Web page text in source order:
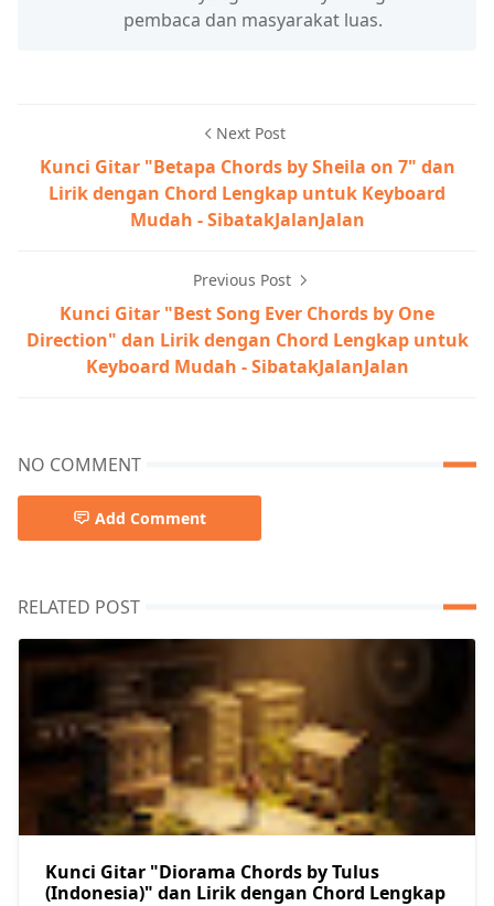
pembaca dan masyarakat luas.
Next Post
Kunci Gitar "Betapa Chords by Sheila on 7" dan
Lirik dengan Chord Lengkap untuk Keyboard
Mudah - SibatakJalanJalan
Previous Post
Kunci Gitar "Best Song Ever Chords by One
Direction" dan Lirik dengan Chord Lengkap untuk
Keyboard Mudah - SibatakJalanJalan
NO COMMENT
Add Comment
RELATED POST
Kunci Gitar "Diorama Chords by Tulus
(Indonesia)" dan Lirik dengan Chord Lengkap